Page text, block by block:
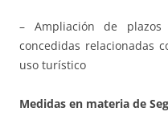
– Ampliación de
concedidas relacionadas
uso turístico
Medidas en materia de